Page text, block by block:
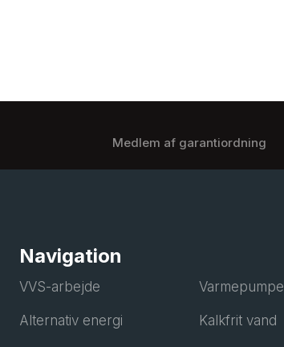
Medlem af garantiordning
Navigation
VVS-arbejde
Alternativ energi
Varmepumpe
Kalkfrit vand